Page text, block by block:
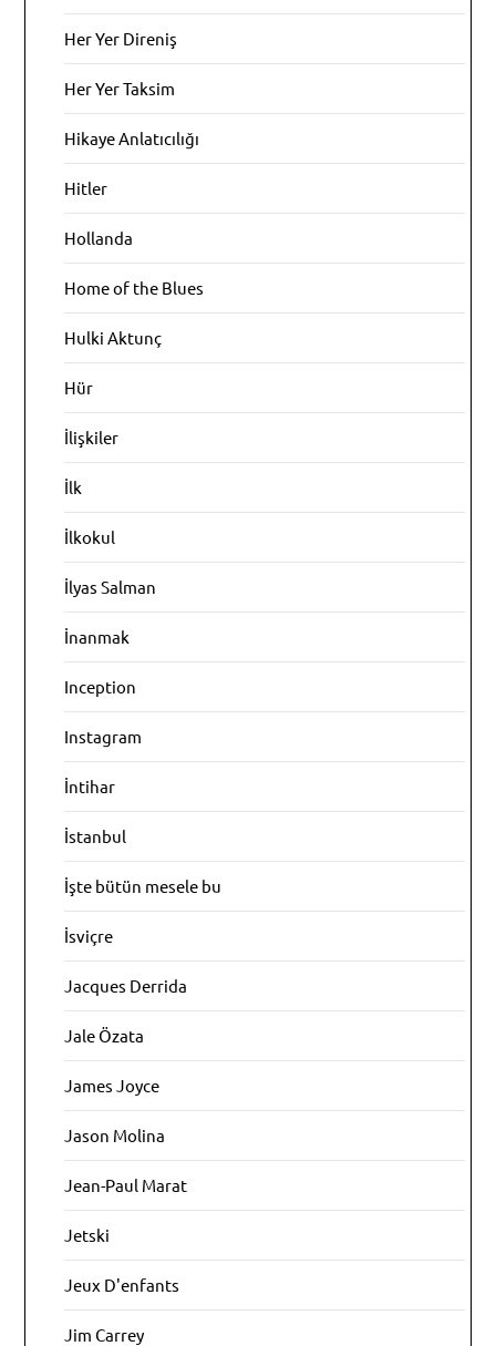
Her Yer Direniş
Her Yer Taksim
Hikaye Anlatıcılığı
Hitler
Hollanda
Home of the Blues
Hulki Aktunç
Hür
İlişkiler
İlk
İlkokul
İlyas Salman
İnanmak
Inception
Instagram
İntihar
İstanbul
İşte bütün mesele bu
İsviçre
Jacques Derrida
Jale Özata
James Joyce
Jason Molina
Jean-Paul Marat
Jetski
Jeux D'enfants
Jim Carrey